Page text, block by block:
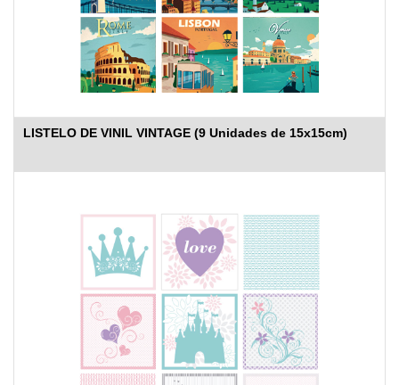
LISTELO DE VINIL VINTAGE (9 Unidades de 15x15cm)